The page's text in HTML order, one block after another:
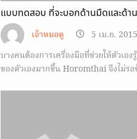
แบบทดสอบ ที่จะบอกด้านมืดและด้
เจ้าหมอดู
5 เม.ย. 2015
บางคนต้องการเครื่องมือที่ช่วยให้ตัวเอ
ของตัวเองมากขึ้น Horomthai จึงไม่ร